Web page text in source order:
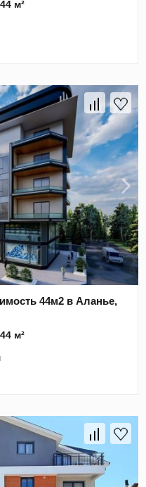
44 м²
44м2 в Аланье,
44 м²